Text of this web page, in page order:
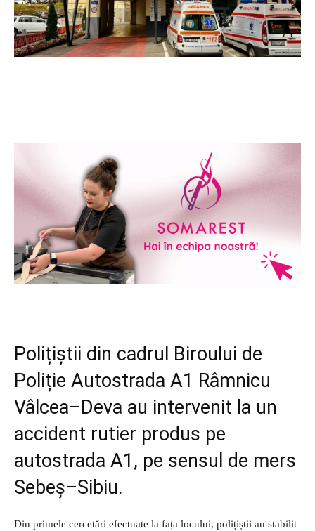
Polițiștii din cadrul Biroului de
Poliție Autostrada A1 Râmnicu
Vâlcea–Deva au intervenit la un
accident rutier produs pe
autostrada A1, pe sensul de mers
Sebeș–Sibiu.
Din primele cercetări efectuate la fața locului, polițiștii au stabilit